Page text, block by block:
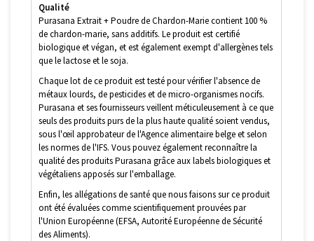
Qualité
Purasana Extrait + Poudre de Chardon-Marie contient 100 %
de chardon-marie, sans additifs. Le produit est certifié
biologique et végan, et est également exempt d'allergènes tels
que le lactose et le soja.
Chaque lot de ce produit est testé pour vérifier l'absence de
métaux lourds, de pesticides et de micro-organismes nocifs.
Purasana et ses fournisseurs veillent méticuleusement à ce que
seuls des produits purs de la plus haute qualité soient vendus,
sous l'œil approbateur de l'Agence alimentaire belge et selon
les normes de l'IFS. Vous pouvez également reconnaître la
qualité des produits Purasana grâce aux labels biologiques et
végétaliens apposés sur l'emballage.
Enfin, les allégations de santé que nous faisons sur ce produit
ont été évaluées comme scientifiquement prouvées par
l'Union Européenne (EFSA, Autorité Européenne de Sécurité
des Aliments).